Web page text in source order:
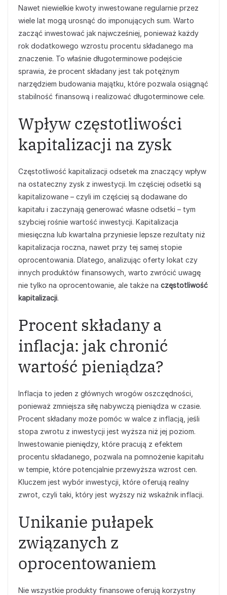
Nawet niewielkie kwoty inwestowane regularnie przez
wiele lat mogą urosnąć do imponujących sum. Warto
zacząć inwestować jak najwcześniej, ponieważ każdy
rok dodatkowego wzrostu procentu składanego ma
znaczenie. To właśnie długoterminowe podejście
sprawia, że procent składany jest tak potężnym
narzędziem budowania majątku, które pozwala osiągnąć
stabilność finansową i realizować długoterminowe cele.
Wpływ częstotliwości
kapitalizacji na zysk
Częstotliwość kapitalizacji odsetek ma znaczący wpływ
na ostateczny zysk z inwestycji. Im częściej odsetki są
kapitalizowane – czyli im częściej są dodawane do
kapitału i zaczynają generować własne odsetki – tym
szybciej rośnie wartość inwestycji. Kapitalizacja
miesięczna lub kwartalna przyniesie lepsze rezultaty niż
kapitalizacja roczna, nawet przy tej samej stopie
oprocentowania. Dlatego, analizując oferty lokat czy
innych produktów finansowych, warto zwrócić uwagę
nie tylko na oprocentowanie, ale także na częstotliwość
kapitalizacji.
Procent składany a
inflacja: jak chronić
wartość pieniądza?
Inflacja to jeden z głównych wrogów oszczędności,
ponieważ zmniejsza siłę nabywczą pieniądza w czasie.
Procent składany może pomóc w walce z inflacją, jeśli
stopa zwrotu z inwestycji jest wyższa niż jej poziom.
Inwestowanie pieniędzy, które pracują z efektem
procentu składanego, pozwala na pomnożenie kapitału
w tempie, które potencjalnie przewyższa wzrost cen.
Kluczem jest wybór inwestycji, które oferują realny
zwrot, czyli taki, który jest wyższy niż wskaźnik inflacji.
Unikanie pułapek
związanych z
oprocentowaniem
Nie wszystkie produkty finansowe oferują korzystny